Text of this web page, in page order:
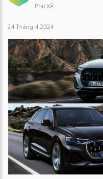
s
a
r
t
e
r
a
e
Phụ Xế
24 Tháng 4 2024